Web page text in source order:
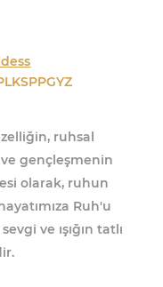
ruhsal
gençleşmenin
olarak, ruhun
Ruh'u
ve ışığın tatlı